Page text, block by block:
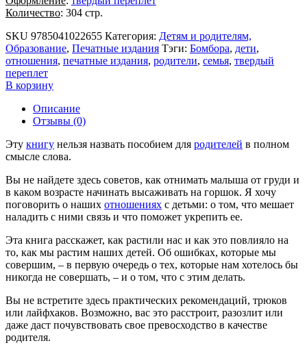
Количество: 304 стр.
SKU 9785041022655 Категория: Детям и родителям,
Образование, Печатные издания Тэги: Бомбора, дети,
отношения, печатные издания, родители, семья, твердый
переплет
В корзину
Описание
Отзывы (0)
Эту книгу нельзя назвать пособием для родителей в полном
смысле слова.
Вы не найдете здесь советов, как отнимать малыша от груди и
в каком возрасте начинать высаживать на горшок. Я хочу
поговорить о наших отношениях с детьми: о том, что мешает
наладить с ними связь и что поможет укрепить ее.
Эта книга расскажет, как растили нас и как это повлияло на
то, как мы растим наших детей. Об ошибках, которые мы
совершим, – в первую очередь о тех, которые нам хотелось бы
никогда не совершать, – и о том, что с этим делать.
Вы не встретите здесь практических рекомендаций, трюков
или лайфхаков. Возможно, вас это расстроит, разозлит или
даже даст почувствовать свое превосходство в качестве
родителя.